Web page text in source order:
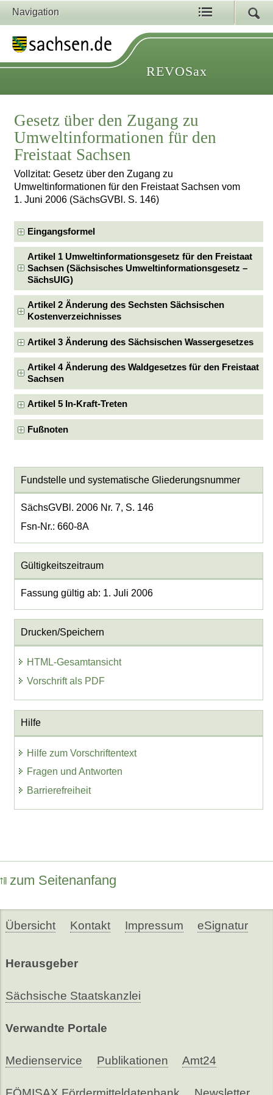
Navigation
REVOSax
Gesetz über den Zugang zu
Umweltinformationen für den
Freistaat Sachsen
Vollzitat: Gesetz über den Zugang zu
Umweltinformationen für den Freistaat Sachsen vom
1. Juni 2006 (SächsGVBl. S. 146)
Eingangsformel
Artikel 1 Umweltinformationsgesetz für den Freistaat
Sachsen (Sächsisches Umweltinformationsgesetz –
SächsUIG)
Artikel 2 Änderung des Sechsten Sächsischen
Kostenverzeichnisses
Artikel 3 Änderung des Sächsischen Wassergesetzes
Artikel 4 Änderung des Waldgesetzes für den Freistaat
Sachsen
Artikel 5 In-Kraft-Treten
Fußnoten
Fundstelle und systematische Gliederungsnummer
SächsGVBl. 2006 Nr. 7, S. 146
Fsn-Nr.: 660-8A
Gültigkeitszeitraum
Fassung gültig ab: 1. Juli 2006
Drucken/Speichern
HTML-Gesamtansicht
Vorschrift als PDF
Hilfe
Hilfe zum Vorschriftentext
Fragen und Antworten
Barrierefreiheit
zum Seitenanfang
Übersicht Kontakt Impressum eSignatur
Herausgeber
Sächsische Staatskanzlei
Verwandte Portale
Medienservice Publikationen Amt24